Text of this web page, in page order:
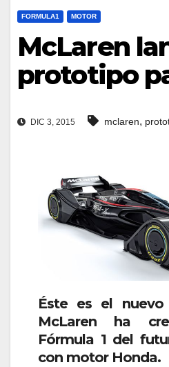
FORMULA1 MOTOR
McLaren
prototipo
DIC 3, 2015 mclaren,
Éste es el
McLaren ha
Fórmula 1 del
con motor Honda.